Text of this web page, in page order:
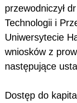
przewodniczył
Technologii i
Uniwersytecie
wniosków z
następujące
Dostęp do